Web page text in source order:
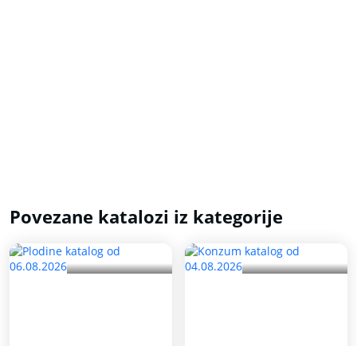
Povezane katalozi iz kategorije